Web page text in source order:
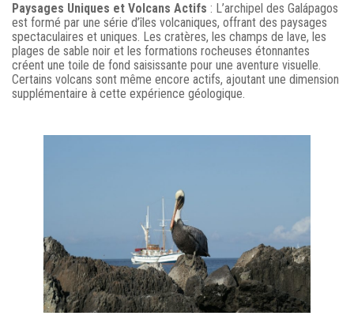
Paysages Uniques et Volcans Actifs : L’archipel des Galápagos
est formé par une série d’îles volcaniques, offrant des paysages
spectaculaires et uniques. Les cratères, les champs de lave, les
plages de sable noir et les formations rocheuses étonnantes
créent une toile de fond saisissante pour une aventure visuelle.
Certains volcans sont même encore actifs, ajoutant une dimension
supplémentaire à cette expérience géologique.